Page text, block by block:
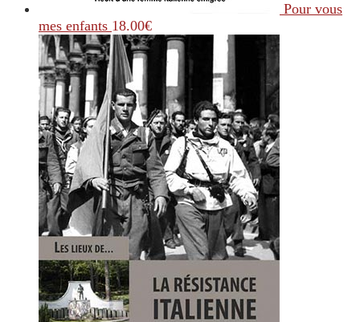
Pour vous
mes enfants 18.00€